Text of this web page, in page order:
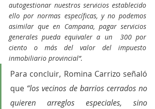
autogestionar nuestros servicios establecido
ello por normas específicas, y no podemos
asimilar que en Campana, pagar servicios
generales pueda equivaler a un  300 por
ciento o más del valor del impuesto
inmobiliario provincial”.
Para concluir, Romina Carrizo señaló
que “los vecinos de barrios cerrados no
quieren arreglos especiales, sino